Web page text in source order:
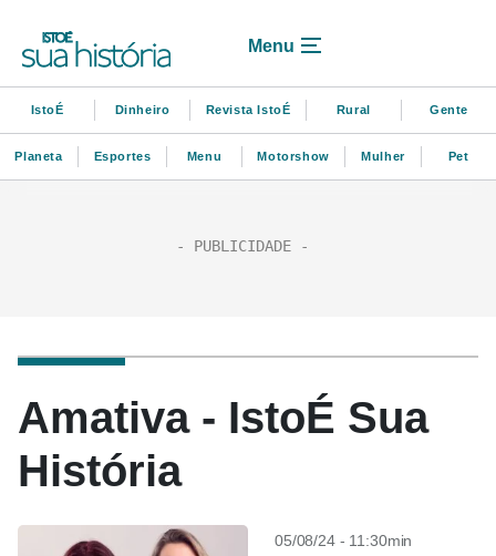
Menu
IstoÉ Dinheiro Revista IstoÉ Rural Gente
Planeta Esportes Menu Motorshow Mulher Pet
Amativa - IstoÉ Sua
História
05/08/24 - 11:30min